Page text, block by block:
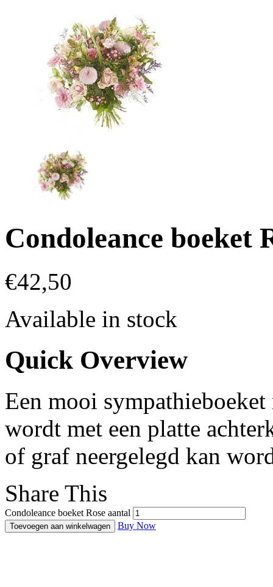
Condoleance boeket
€42,50
Available in stock
Quick Overview
Een mooi
wordt met een platte
of graf neergelegd kan
Share This
Condoleance boeket Rose aantal
Toevoegen aan winkelwagen Buy Now